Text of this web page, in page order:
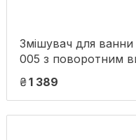
Змішувач для ванни
005 з поворотним
(з душовим
(k35)
Chrome Lidz
₴1 389